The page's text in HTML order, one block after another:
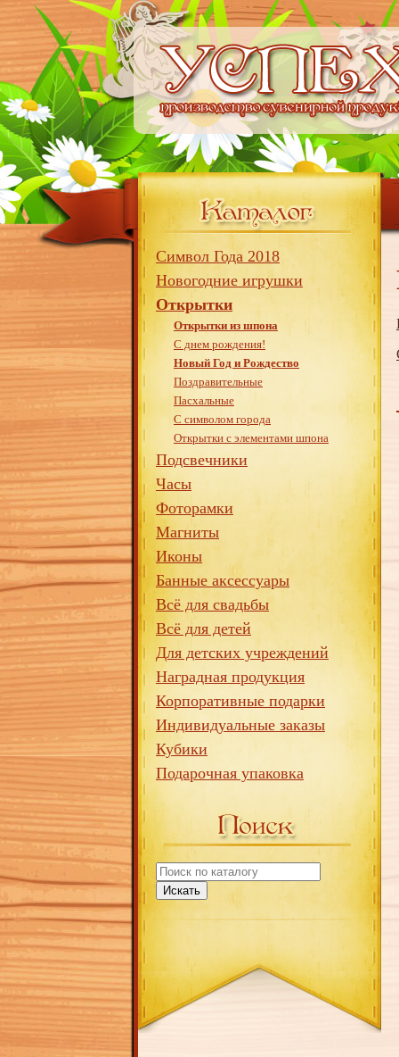
Символ Года 2018
Новогодние игрушки
Открытки
Открытки из шпона
С днем рождения!
Новый Год и Рождество
Поздравительные
Пасхальные
С символом города
Открытки с элементами шпона
Подсвечники
Часы
Фоторамки
Магниты
Иконы
Банные аксессуары
Всё для свадьбы
Всё для детей
Для детских учреждений
Наградная продукция
Корпоративные подарки
Индивидуальные заказы
Кубики
Подарочная упаковка
Искать